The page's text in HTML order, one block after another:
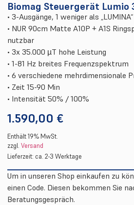
Biomag Steuergerät Lumio
• 3-Ausgänge, 1 weniger als „LUMINA“
• NUR 90cm Matte A10P + A1S
nutzbar
• 3x 35.000 µT hohe Leistung
• 1-81 Hz breites Frequenzspektrum
• 6 verschiedene mehrdimensionale
• Zeit 15-90 Min
• Intensität 50% / 100%
1.590,00 €
Enthält 19% MwSt.
zzgl. Versand
Lieferzeit: ca. 2-3 Werktage
Um in unseren Shop einkaufen zu
einen Code. Diesen bekommen Sie
Beratungsgespräch.